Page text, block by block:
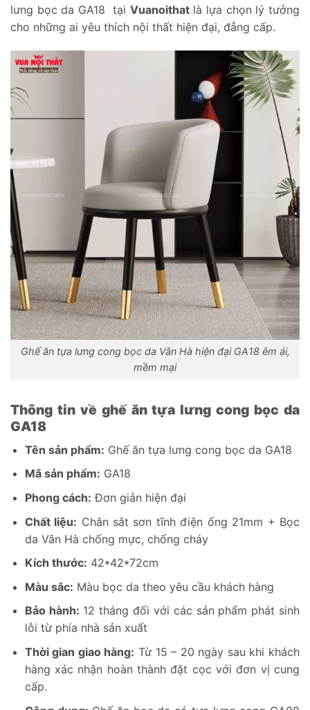
lưng bọc da GA18 tại Vuanoithatlà lựa chọn lý tưởng
cho những ai yêu thích nội thất hiện đại, đẳng cấp.
Ghế ăn tựa lưng cong bọc da Vân Hà hiện đại GA18 êm ái,
mềm mại
Thông tin về ghế ăn tựa lưng cong bọc da
GA18
Tên sản phẩm: Ghế ăn tựa lưng cong bọc da GA18
Mã sản phẩm: GA18
Phong cách: Đơn giản hiện đại
Chất liệu: Chân sắt sơn tĩnh điện ống 21mm + Bọc
da Vân Hà chống mực, chống cháy
Kích thước: 42*42*72cm
Màu sắc: Màu bọc da theo yêu cầu khách hàng
Bảo hành: 12 tháng đối với các sản phẩm phát sinh
lỗi từ phía nhà sản xuất
Thời gian giao hàng: Từ 15 – 20 ngày sau khi khách
hàng xác nhận hoàn thành đặt cọc với đơn vị cung
cấp.